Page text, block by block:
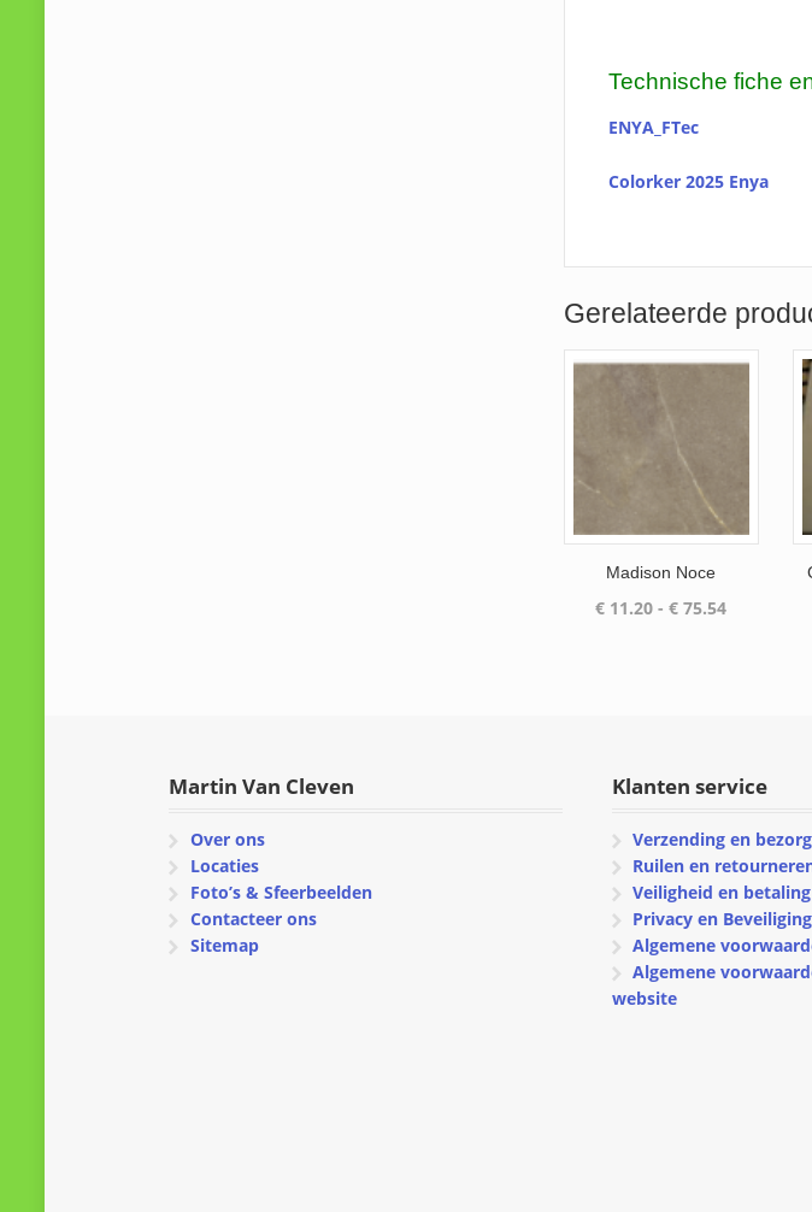
Technische fiche
ENYA_FTec
Colorker 2025 Enya
Gerelateerde
Madison Noce
€ 11.20 - € 75.54Prijsklasse:
Martin Van Cleven
Over ons
Locaties
Foto’s & Sfeerbeelden
Contacteer ons
Sitemap
Klanten service
Verzending en
Ruilen en
Veiligheid en betaling
Privacy en Beveiliging
Algemene
Algemene
website